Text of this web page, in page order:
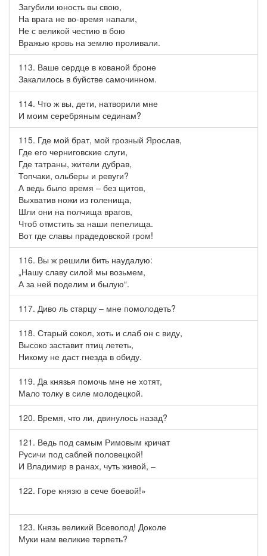
Загубили юность вы свою,
На врага не во-время напали,
Не с великой честию в бою
Вражью кровь на землю проливали.
113. Ваше сердце в кованой броне
Закалилось в буйстве самочинном.
114. Что ж вы, дети, натворили мне
И моим серебряным сединам?
115. Где мой брат, мой грозный Ярослав,
Где его черниговские слуги,
Где татраны, жители дубрав,
Топчаки, ольберы и ревуги?
А ведь было время – без щитов,
Выхватив ножи из голенища,
Шли они на полчища врагов,
Чтоб отмстить за наши пепелища.
Вот где славы прадедовской гром!
116. Вы ж решили бить наудалую:
„Нашу славу силой мы возьмем,
А за ней поделим и былую“.
117. Диво ль старцу – мне помолодеть?
118. Старый сокол, хоть и слаб он с виду,
Высоко заставит птиц лететь,
Никому не даст гнезда в обиду.
119. Да князья помочь мне не хотят,
Мало толку в силе молодецкой.
120. Время, что ли, двинулось назад?
121. Ведь под самым Римовым кричат
Русичи под саблей половецкой!
И Владимир в ранах, чуть живой, –
122. Горе князю в сече боевой!»
123. Князь великий Всеволод! Доколе
Муки нам великие терпеть?